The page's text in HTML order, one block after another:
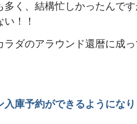
多く、結構忙しかったんで
！！
ラダのアラウンド還暦に成
入庫予約ができるようにな